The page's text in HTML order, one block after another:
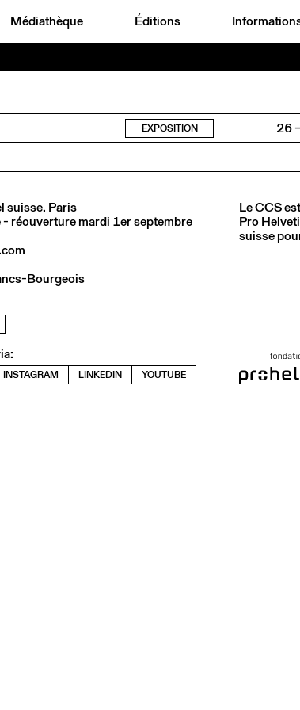
Médiathèque Éditions
EXPOSITION 26
suisse. Paris
- réouverture mardi 1er septembre
Bourgeois
INSTAGRAM LINKEDIN YOUTUBE
Le CCS
Pro
suisse